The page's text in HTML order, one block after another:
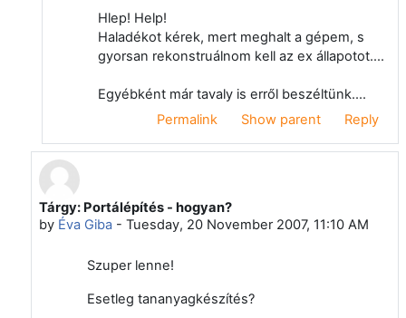
Hlep! Help!
Haladékot kérek, mert meghalt a gépem, s
gyorsan rekonstruálnom kell az ex állapotot....
Egyébként már tavaly is erről beszéltünk....
Permalink
Show parent Reply
In reply to Zoltán Niethammer
Tárgy: Portálépítés - hogyan?
by Éva Giba- Tuesday, 20 November 2007, 11:10 AM
Szuper lenne!
Esetleg tananyagkészítés?